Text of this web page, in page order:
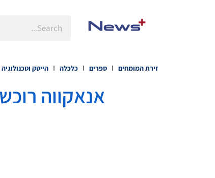
זירת המומחים ספרים כלכלה הייטק וטכנולוגיה
אנאקווה